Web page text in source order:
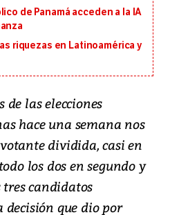
de Panamá acceden a la IA
riquezas en Latinoamérica y
de las elecciones
hace una semana nos
dividida, casi en
los dos en segundo y
candidatos
que dio por